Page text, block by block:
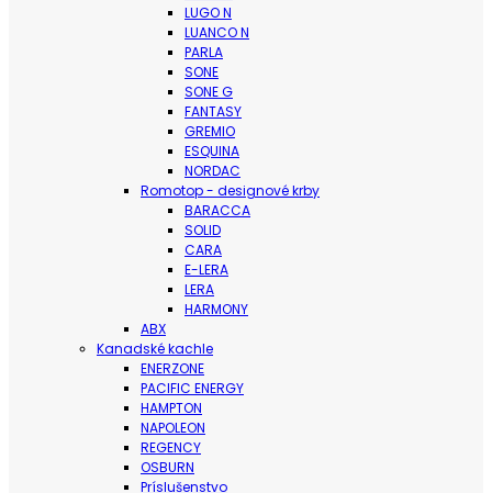
LUGO N
LUANCO N
PARLA
SONE
SONE G
FANTASY
GREMIO
ESQUINA
NORDAC
Romotop - designové krby
BARACCA
SOLID
CARA
E-LERA
LERA
HARMONY
ABX
Kanadské kachle
ENERZONE
PACIFIC ENERGY
HAMPTON
NAPOLEON
REGENCY
OSBURN
Príslušenstvo